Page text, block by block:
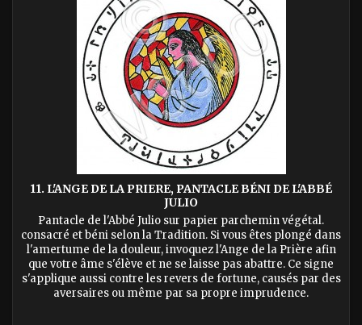
11. L'ANGE DE LA PRIERE, PANTACLE BÉNI DE L'ABBÉ
JULIO
Pantacle de l'Abbé Julio sur papier parchemin végétal.
consacré et béni selon la Tradition. Si vous êtes plongé dans
l'amertume de la douleur, invoquez l'Ange de la Prière afin
que votre âme s'élève et ne se laisse pas abattre. Ce signe
s'applique aussi contre les revers de fortune, causés par des
aversaires ou même par sa propre imprudence.